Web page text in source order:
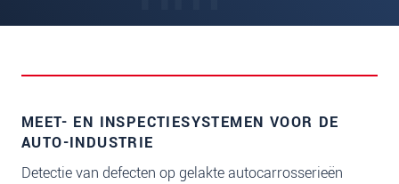
MEET- EN INSPECTIESYSTEMEN VOOR DE
AUTO-INDUSTRIE
Detectie van defecten op gelakte autocarrosserieën